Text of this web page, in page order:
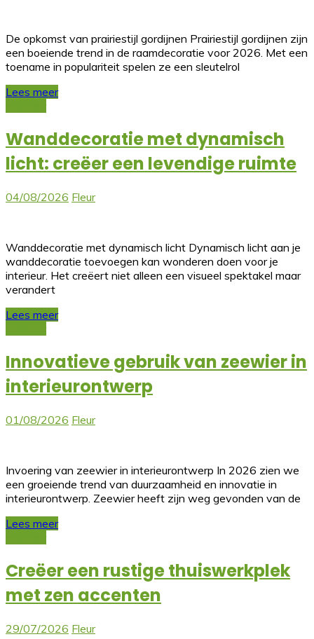
De opkomst van prairiestijl gordijnen Prairiestijl gordijnen zijn
een boeiende trend in de raamdecoratie voor 2026. Met een
toename in populariteit spelen ze een sleutelrol
Lees meer
Wanddecoratie met dynamisch
licht: creëer een levendige ruimte
04/08/2026 Fleur
Wanddecoratie met dynamisch licht Dynamisch licht aan je
wanddecoratie toevoegen kan wonderen doen voor je
interieur. Het creëert niet alleen een visueel spektakel maar
verandert
Lees meer
Innovatieve gebruik van zeewier in
interieurontwerp
01/08/2026 Fleur
Invoering van zeewier in interieurontwerp In 2026 zien we
een groeiende trend van duurzaamheid en innovatie in
interieurontwerp. Zeewier heeft zijn weg gevonden van de
Lees meer
Creëer een rustige thuiswerkplek
met zen accenten
29/07/2026 Fleur